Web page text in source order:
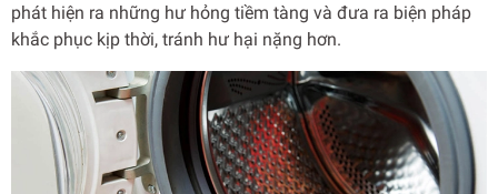
phát hiện ra những hư hỏng tiềm tàng và đưa ra biện pháp
khắc phục kịp thời, tránh hư hại nặng hơn.